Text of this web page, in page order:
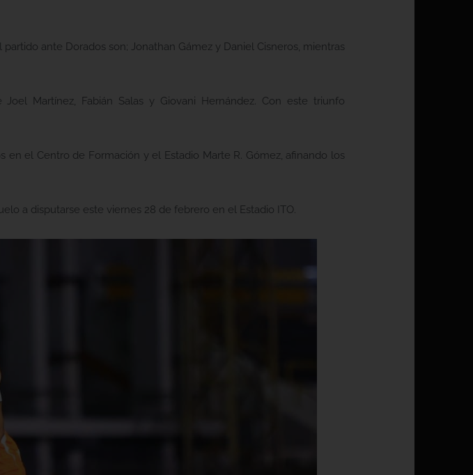
ante Dorados son; Jonathan Gámez y Daniel Cisneros, mientras
Martínez, Fabián Salas y Giovani Hernández. Con este triunfo
el Centro de Formación y el Estadio Marte R. Gómez, afinando los
a disputarse este viernes 28 de febrero en el Estadio ITO.